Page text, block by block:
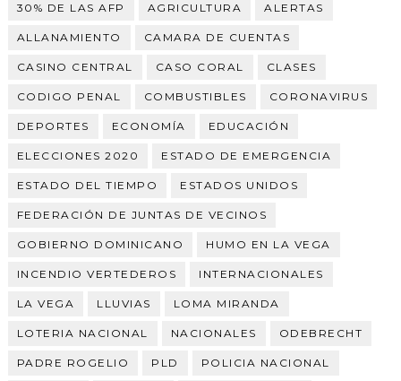
30% DE LAS AFP AGRICULTURA ALERTAS
ALLANAMIENTO CAMARA DE CUENTAS
CASINO CENTRAL CASO CORAL CLASES
CODIGO PENAL COMBUSTIBLES CORONAVIRUS
DEPORTES ECONOMÍA EDUCACIÓN
ELECCIONES 2020 ESTADO DE EMERGENCIA
ESTADO DEL TIEMPO ESTADOS UNIDOS
FEDERACIÓN DE JUNTAS DE VECINOS
GOBIERNO DOMINICANO HUMO EN LA VEGA
INCENDIO VERTEDEROS INTERNACIONALES
LA VEGA LLUVIAS LOMA MIRANDA
LOTERIA NACIONAL NACIONALES ODEBRECHT
PADRE ROGELIO PLD POLICIA NACIONAL